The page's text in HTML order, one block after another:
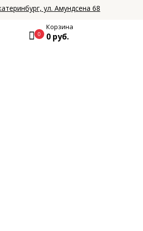
ул. Амундсена 68
0
Корзина
0 руб.